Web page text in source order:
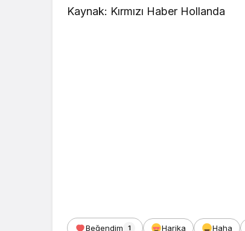
Kaynak: Kırmızı Haber Hollanda
Beğendim 1 Harika Haha